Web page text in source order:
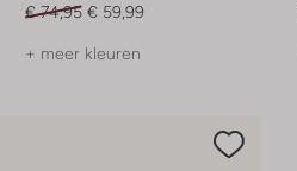
€ 74,95 € 59,99
+ meer kleuren